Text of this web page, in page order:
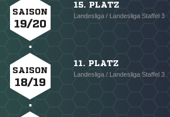
SAISON
19/20
15. PLATZ
Landesliga / Landesliga Staffel 3
SAISON
18/19
11. PLATZ
Landesliga / Landesliga Staffel 3